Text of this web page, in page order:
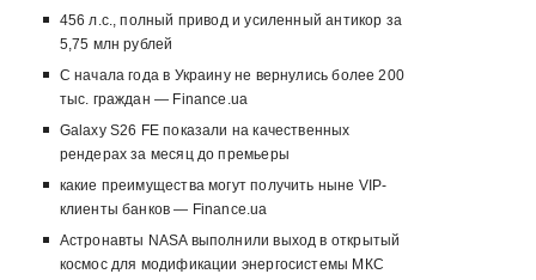
456 л.с., полный привод и усиленный антикор за
5,75 млн рублей
С начала года в Украину не вернулись более 200
тыс. граждан — Finance.ua
Galaxy S26 FE показали на качественных
рендерах за месяц до премьеры
какие преимущества могут получить ныне VIP-
клиенты банков — Finance.ua
Астронавты NASA выполнили выход в открытый
космос для модификации энергосистемы МКС